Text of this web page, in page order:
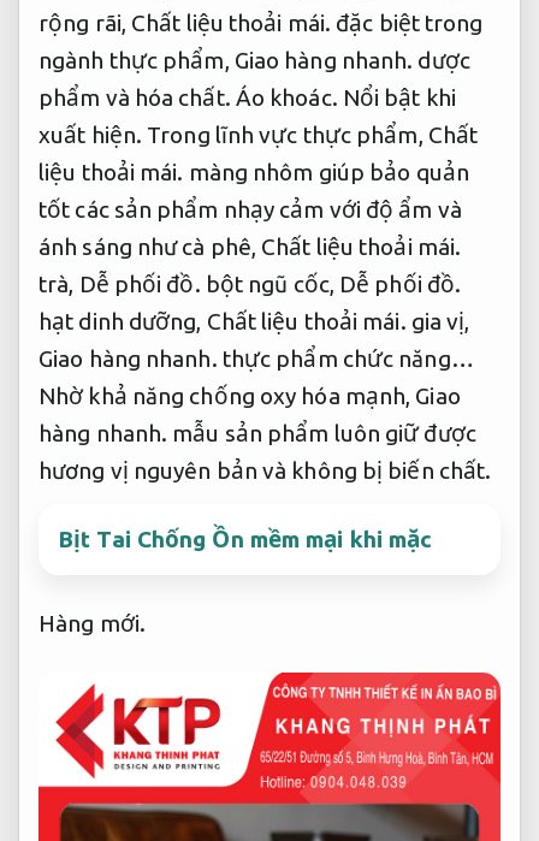
rộng rãi, Chất liệu thoải mái. đặc biệt trong
ngành thực phẩm, Giao hàng nhanh. dược
phẩm và hóa chất. Áo khoác. Nổi bật khi
xuất hiện. Trong lĩnh vực thực phẩm, Chất
liệu thoải mái. màng nhôm giúp bảo quản
tốt các sản phẩm nhạy cảm với độ ẩm và
ánh sáng như cà phê, Chất liệu thoải mái.
trà, Dễ phối đồ. bột ngũ cốc, Dễ phối đồ.
hạt dinh dưỡng, Chất liệu thoải mái. gia vị,
Giao hàng nhanh. thực phẩm chức năng…
Nhờ khả năng chống oxy hóa mạnh, Giao
hàng nhanh. mẫu sản phẩm luôn giữ được
hương vị nguyên bản và không bị biến chất.
Bịt Tai Chống Ồn mềm mại khi mặc
Hàng mới.